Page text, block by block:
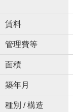
賃料
管理費等
面積
築年月
種別 / 構造